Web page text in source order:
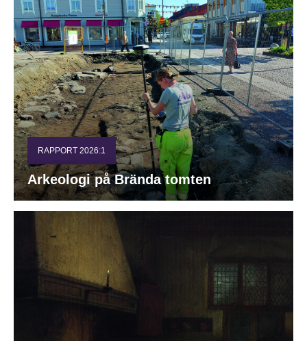
RAPPORT 2026:1
Arkeologi på Brända tomten